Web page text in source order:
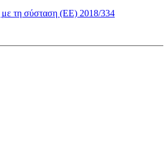
τη σύσταση (ΕΕ) 2018/334